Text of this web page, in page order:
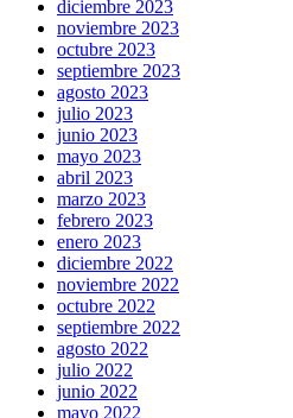
diciembre 2023
noviembre 2023
octubre 2023
septiembre 2023
agosto 2023
julio 2023
junio 2023
mayo 2023
abril 2023
marzo 2023
febrero 2023
enero 2023
diciembre 2022
noviembre 2022
octubre 2022
septiembre 2022
agosto 2022
julio 2022
junio 2022
mayo 2022